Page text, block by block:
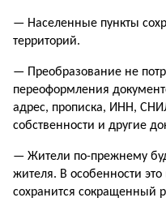
— Населенные пункты
территорий.
— Преобразование не
переоформления
адрес, прописка, ИНН,
собственности и другие
— Жители по-прежнему
жителя. В особенности
сохранится сокращенный